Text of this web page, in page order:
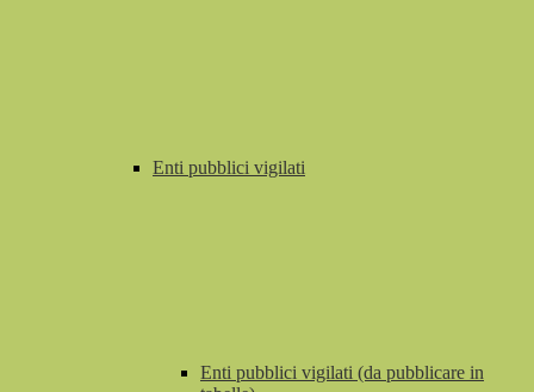
Enti pubblici vigilati
Enti pubblici vigilati (da pubblicare in